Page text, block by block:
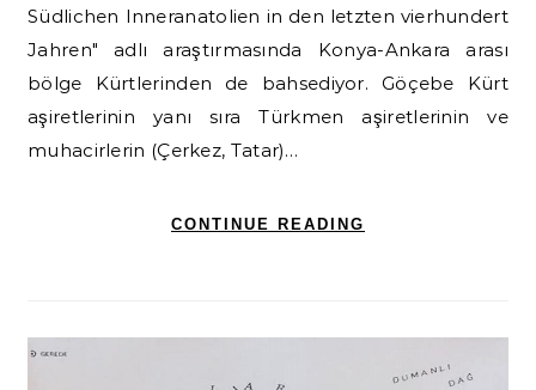
Südlichen Inneranatolien in den letzten vierhundert
Jahren" adlı araştırmasında Konya-Ankara arası
bölge Kürtlerinden de bahsediyor. Göçebe Kürt
aşiretlerinin yanı sıra Türkmen aşiretlerinin ve
muhacirlerin (Çerkez, Tatar)…
CONTINUE READING